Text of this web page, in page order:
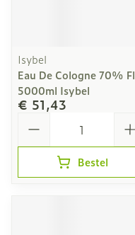
Isybel
Eau De Cologne 70% Fl
5000ml Isybel
€ 51,43
Bestel